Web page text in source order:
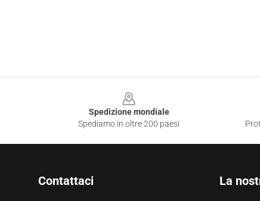
Spedizione mondiale
Spediamo in oltre 200 paesi
Contattaci La